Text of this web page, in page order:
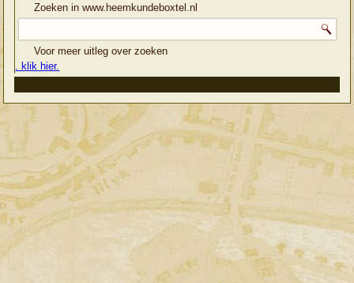
Zoeken in www.heemkundeboxtel.nl
Voor meer uitleg over zoeken
. klik hier.